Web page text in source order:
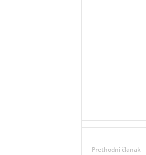
Prethodni članak